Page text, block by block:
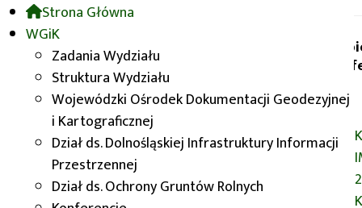
Strona Główna
WGiK
Zadania Wydziału
Struktura Wydziału
Wojewódzki Ośrodek Dokumentacji Geodezyjnej
i Kartograficznej
Dział ds. Dolnośląskiej Infrastruktury Informacji
Przestrzennej
Dział ds. Ochrony Gruntów Rolnych
WGiK
GISDay 2021